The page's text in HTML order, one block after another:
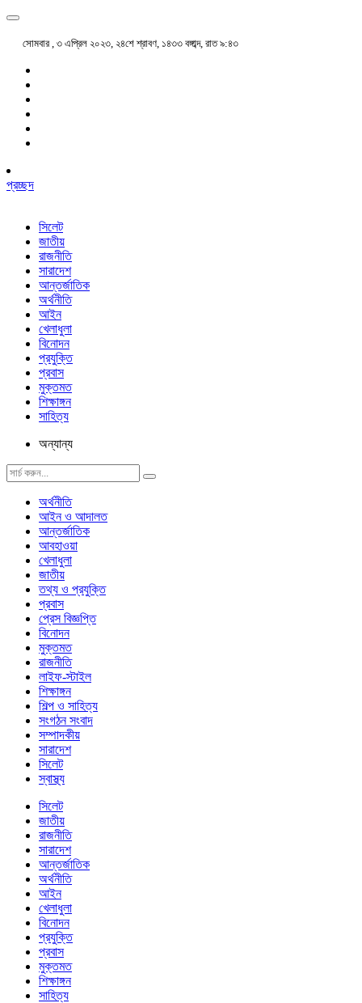
সোমবার , ৩ এপ্রিল ২০২৩, ২৪শে শ্রাবণ, ১৪৩৩ বঙ্গাব্দ, রাত ৯:৪৩
প্রচ্ছদ
সিলেট
জাতীয়
রাজনীতি
সারাদেশ
আন্তর্জাতিক
অর্থনীতি
আইন
খেলাধুলা
বিনোদন
প্রযুক্তি
প্রবাস
মুক্তমত
শিক্ষাঙ্গন
সাহিত্য
অন্যান্য
অর্থনীতি
আইন ও আদালত
আন্তর্জাতিক
আবহাওয়া
খেলাধুলা
জাতীয়
তথ্য ও প্রযুক্তি
প্রবাস
প্রেস বিজ্ঞপ্তি
বিনোদন
মুক্তমত
রাজনীতি
লাইফ-স্টাইল
শিক্ষাঙ্গন
শিল্প ও সাহিত্য
সংগঠন সংবাদ
সম্পাদকীয়
সারাদেশ
সিলেট
স্বাস্থ্য
সিলেট
জাতীয়
রাজনীতি
সারাদেশ
আন্তর্জাতিক
অর্থনীতি
আইন
খেলাধুলা
বিনোদন
প্রযুক্তি
প্রবাস
মুক্তমত
শিক্ষাঙ্গন
সাহিত্য